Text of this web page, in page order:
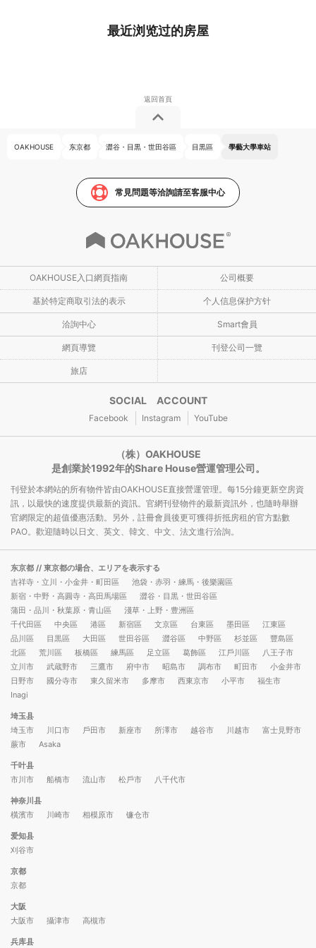
最近浏览过的房屋
OAKHOUSE 东京都 澀谷・目黒・世田谷區 目黒區 學藝大學車站
常見問題等洽詢請至客服中心
OAKHOUSE入口網頁指南 公司概要
基於特定商取引法的表示 个人信息保护方针
洽詢中心 Smart會員
網頁導覽 刊登公司一覽
旅店
SOCIAL ACCOUNT
Facebook Instagram YouTube
（株）OAKHOUSE
是創業於1992年的Share House營運管理公司。
刊登於本網站的所有物件皆由OAKHOUSE直接營運管理。每15分鐘更新空房資
訊，以最快的速度提供最新的資訊。官網刊登物件的最新資訊外，也隨時舉辦
官網限定的超值優惠活動。另外，註冊會員後更可獲得折抵房租的官方點數
PAO。歡迎隨時以日文、英文、韓文、中文、法文進行洽詢。
东京都 // 東京都の場合、エリアを表示する
吉祥寺・立川・小金井・町田區
池袋・赤羽・練馬・後樂園區
新宿・中野・高圓寺・高田馬場區
澀谷・目黒・世田谷區
蒲田・品川・秋葉原・青山區
淺草・上野・豊洲區
千代田區
中央區 港區 新宿區 文京區 台東區 墨田區
江東區
品川區
目黒區 大田區 世田谷區 澀谷區 中野區 杉並區
豐島區
北區
荒川區 板橋區 練馬區 足立區 葛飾區 江戶川區
八王子市
立川市
武蔵野市 三鷹市 府中市 昭島市 調布市 町田市
小金井市
日野市
國分寺市 東久留米市 多摩市 西東京市 小平市
福生市
Inagi
埼玉县
埼玉市
川口市 戶田市 新座市 所澤市 越谷市 川越市
富士見野市
蕨市
Asaka
千叶县
市川市
船橋市 流山市 松戶市 八千代市
神奈川县
橫濱市
川崎市 相模原市 镰仓市
爱知县
刈谷市
京都
京都
大阪
大阪市
攝津市 高槻市
兵库县